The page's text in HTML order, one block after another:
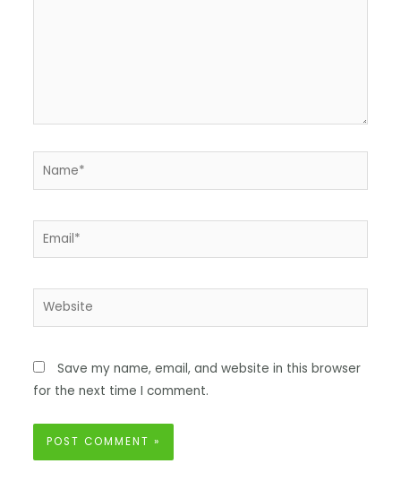
Save my name, email, and website in this browser
for the next time I comment.